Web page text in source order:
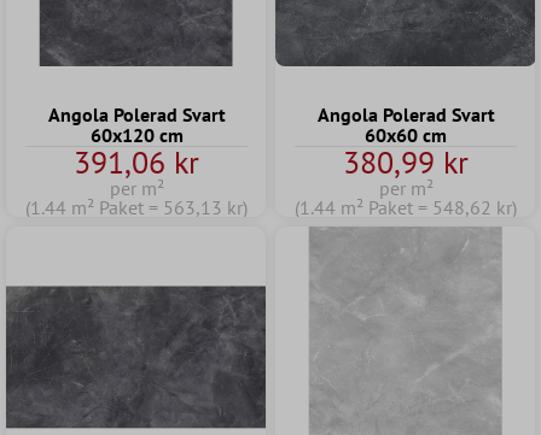
Angola Polerad Svart
60x120 cm
391,06 kr
per m²
(1.44 m² Paket = 563,13 kr)
Angola Polerad Svart
60x60 cm
380,99 kr
per m²
(1.44 m² Paket = 548,62 kr)